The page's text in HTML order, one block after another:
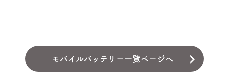
モバイルバッテリー一覧ページへ